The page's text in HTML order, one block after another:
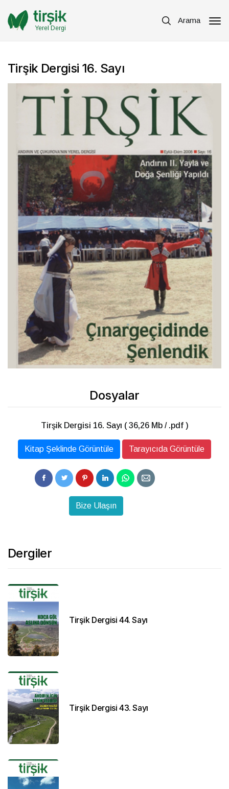
Yerel Dergi
Arama
Tirşik Dergisi 16. Sayı
Dosyalar
Tirşik Dergisi 16. Sayı ( 36,26 Mb / .pdf )
Kitap Şeklinde Görüntüle Tarayıcıda Görüntüle
Bize Ulaşın
Dergiler
Tirşik Dergisi 44. Sayı
Tirşik Dergisi 43. Sayı